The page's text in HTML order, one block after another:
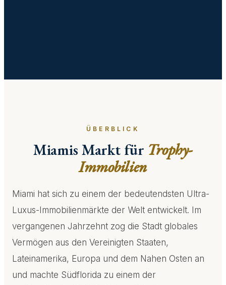
ÜBERBLICK
Miamis Markt für Trophy-
Immobilien
Miami hat sich zu einem der bedeutendsten Ultra-
Luxus-Immobilienmärkte der Welt entwickelt. Im
vergangenen Jahrzehnt zog die Stadt globales
Vermögen aus den Vereinigten Staaten,
Lateinamerika, Europa und dem Nahen Osten an
und machte Südflorida zu einem der